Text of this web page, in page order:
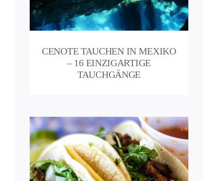
CENOTE TAUCHEN IN MEXIKO
– 16 EINZIGARTIGE
TAUCHGÄNGE